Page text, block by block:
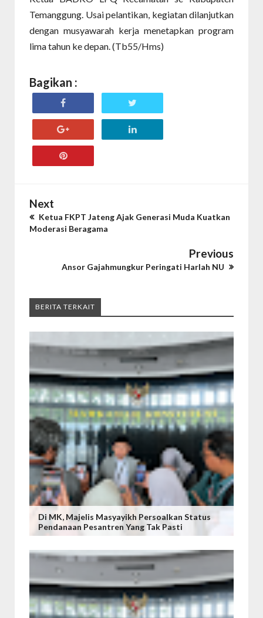
Temanggung. Usai pelantikan, kegiatan dilanjutkan
dengan musyawarah kerja menetapkan program
lima tahun ke depan. (Tb55/Hms)
Bagikan :
Next
Ketua FKPT Jateng Ajak Generasi Muda Kuatkan
Moderasi Beragama
Previous
Ansor Gajahmungkur Peringati Harlah NU
BERITA TERKAIT
Di MK, Majelis Masyayikh Persoalkan Status
Pendanaan Pesantren Yang Tak Pasti